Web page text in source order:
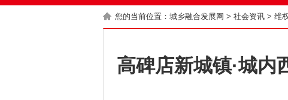
您的当前位置： 城乡融合发展网 > 社会资讯 > 维
高碑店新城镇·城内